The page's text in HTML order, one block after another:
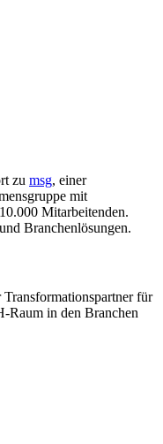
zu msg, einer
mit
Mitarbeitenden.
Branchenlösungen.
für
Raum in den Branchen